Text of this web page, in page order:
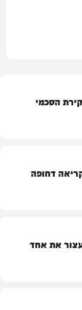
הסכמי
דחופה
את אחד